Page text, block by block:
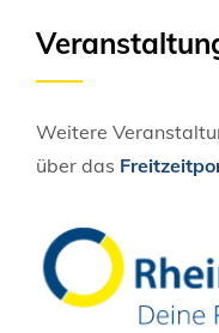
Weitere
über das